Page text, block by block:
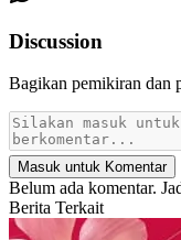
Discussion
Bagikan pemikiran dan
Masuk untuk Komentar
Belum ada komentar.
Berita Terkait